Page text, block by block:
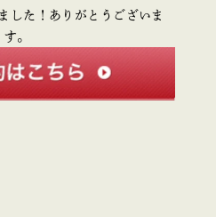
した！ありがとうございま
す。